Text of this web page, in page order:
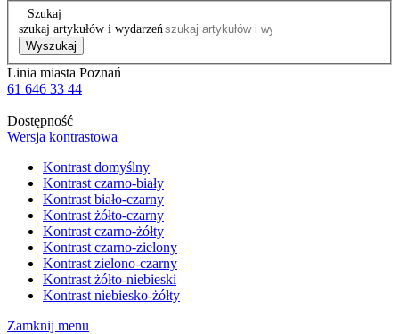
Szukaj
szukaj artykułów i wydarzeń
Wyszukaj
Linia miasta Poznań
61 646 33 44
Dostępność
Wersja kontrastowa
Kontrast domyślny
Kontrast czarno-biały
Kontrast biało-czarny
Kontrast żółto-czarny
Kontrast czarno-żółty
Kontrast czarno-zielony
Kontrast zielono-czarny
Kontrast żółto-niebieski
Kontrast niebiesko-żółty
Zamknij menu